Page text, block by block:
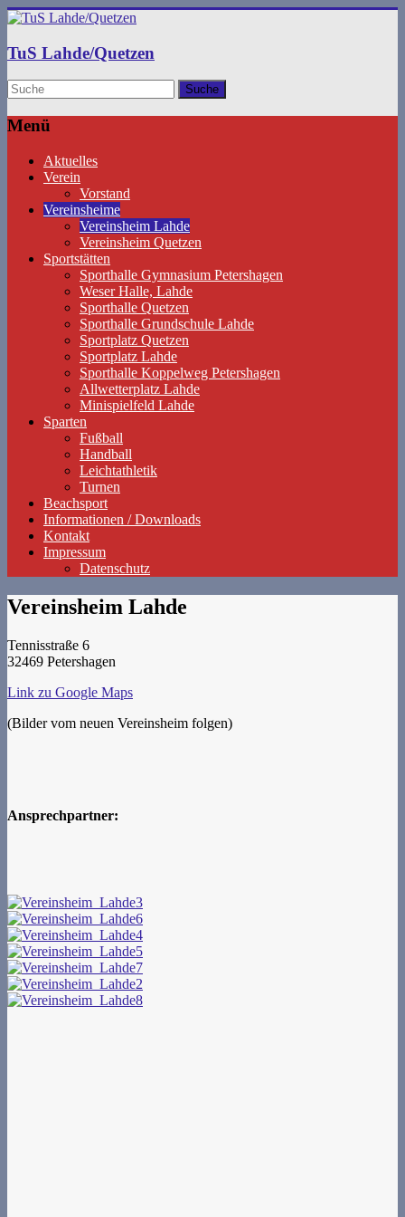
TuS Lahde/Quetzen
Menü
Aktuelles
Verein
Vorstand
Vereinsheime
Vereinsheim Lahde
Vereinsheim Quetzen
Sportstätten
Sporthalle Gymnasium Petershagen
Weser Halle, Lahde
Sporthalle Quetzen
Sporthalle Grundschule Lahde
Sportplatz Quetzen
Sportplatz Lahde
Sporthalle Koppelweg Petershagen
Allwetterplatz Lahde
Minispielfeld Lahde
Sparten
Fußball
Handball
Leichtathletik
Turnen
Beachsport
Informationen / Downloads
Kontakt
Impressum
Datenschutz
Vereinsheim Lahde
Tennisstraße 6
32469 Petershagen
Link zu Google Maps
(Bilder vom neuen Vereinsheim folgen)
Ansprechpartner: